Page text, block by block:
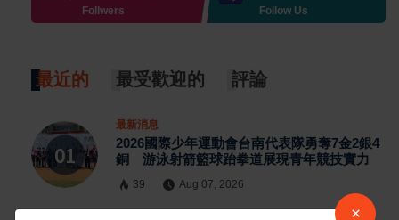
Follwers Follow Us
最近的 最受歡迎的 評論
最新消息
2026國際少年運動會台南代表隊勇奪7金2銀4
銅 游泳射箭籃球跆拳道展現青年競技實力
39 Aug 07, 2026
×